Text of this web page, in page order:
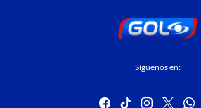
Síguenos en:
facebook
tiktok